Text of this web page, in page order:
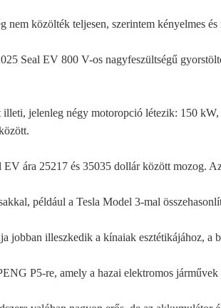
nem közölték teljesen, szerintem kényelmes
Seal EV 800 V-os nagyfeszültségű
jelenleg négy motoropció létezik: 150
ára 25217 és 35035 dollár között mozog.
például a Tesla Model 3-mal
jobban illeszkedik a kínaiak esztétikájához,
P5-re, amely a hazai elektromos járművek